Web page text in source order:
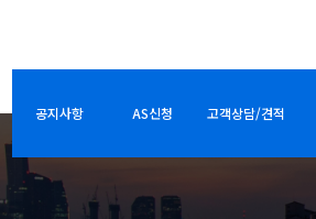
공지사항 AS신청 고객상담/견적